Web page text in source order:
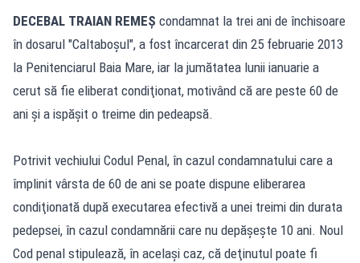
DECEBAL TRAIAN REMEŞ condamnat la trei ani de închisoare
în dosarul "Caltaboşul", a fost încarcerat din 25 februarie 2013
la Penitenciarul Baia Mare, iar la jumătatea lunii ianuarie a
cerut să fie eliberat condiţionat, motivând că are peste 60 de
ani şi a ispăşit o treime din pedeapsă.
Potrivit vechiului Codul Penal, în cazul condamnatului care a
împlinit vârsta de 60 de ani se poate dispune eliberarea
condiţionată după executarea efectivă a unei treimi din durata
pedepsei, în cazul condamnării care nu depăşeşte 10 ani. Noul
Cod penal stipulează, în acelaşi caz, că deţinutul poate fi